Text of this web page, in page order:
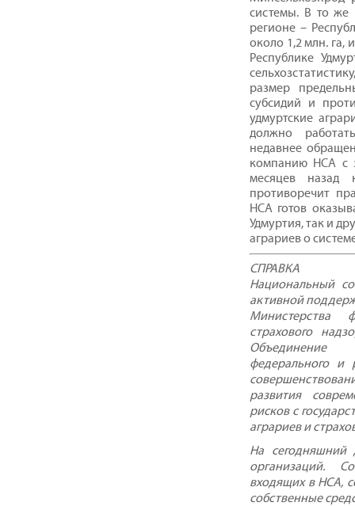
системы. В то же
регионе –
около 1,2 млн. га,
Республике
размер
субсидий и
удмуртские
должно
недавнее
компанию НСА с
месяцев
противоречит
НСА готов
Удмуртия, так и
аграриев о
СПРАВКА
Национальный
активной
Министерства
страхового
Объединение
федерального и
развития
рисков с
аграриев и
На сегодняшний
организаций.
входящих в НСА,
собственные